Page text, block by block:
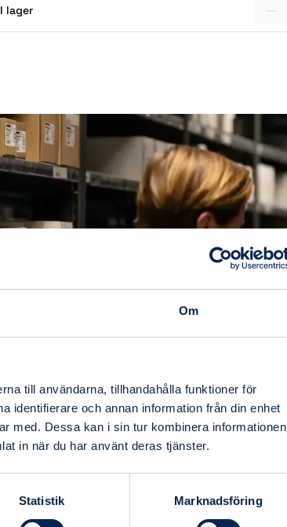
Om
till användarna, tillhandahålla funktioner för
identifierare och annan information från din enhet
med. Dessa kan i sin tur kombinera informationen
in när du har använt deras tjänster.
Statistik Marknadsföring
I lager